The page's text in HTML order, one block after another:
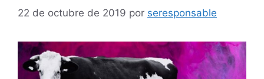
22 de octubre de 2019 por seresponsable